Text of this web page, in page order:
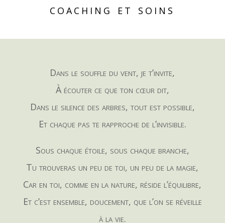
coaching et soins
Dans le souffle du vent, je t’invite,
À écouter ce que ton cœur dit,
Dans le silence des arbres, tout est possible,
Et chaque pas te rapproche de l’invisible.
Sous chaque étoile, sous chaque branche,
Tu trouveras un peu de toi, un peu de la magie,
Car en toi, comme en la nature, réside l’équilibre,
Et c’est ensemble, doucement, que l’on se réveille
à la vie.